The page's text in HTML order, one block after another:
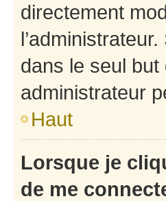
directement
dans le seul but
administrateur
Haut
Lorsque je
de me